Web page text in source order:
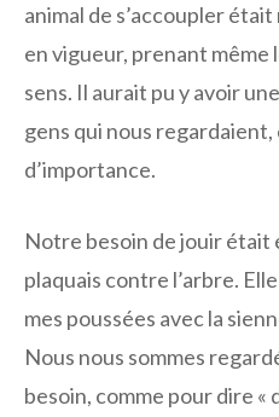
animal de s’accoupler
en vigueur, prenant
sens. Il aurait pu y avoir
gens qui nous regardaient,
d’importance.
Notre besoin de jouir était
plaquais contre l’arbre.
mes poussées avec la
Nous nous sommes
besoin, comme pour dire «